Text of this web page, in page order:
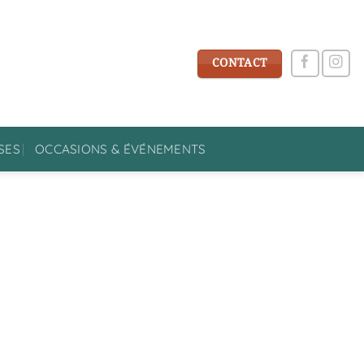
CONTACT
OCCASIONS & ÉVÉNEMENTS